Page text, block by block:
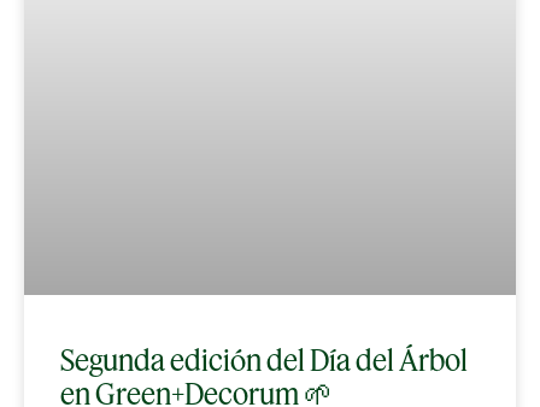
Segunda edición del Día del Árbol
en Green+Decorum 🌱